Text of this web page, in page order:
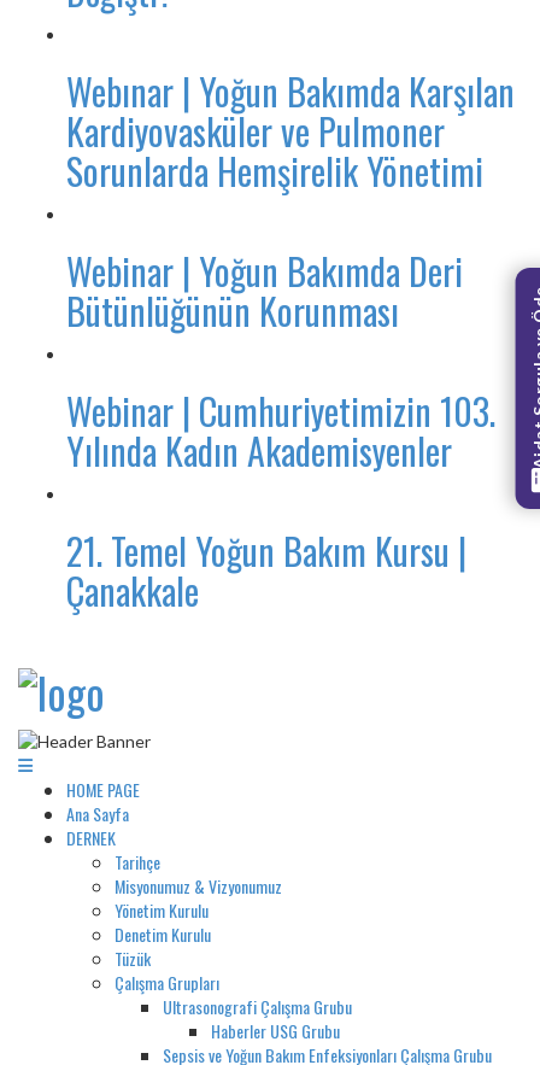
Aidat
Webınar | Yoğun Bakımda Karşılan
Kardiyovasküler ve Pulmoner
Sorunlarda Hemşirelik Yönetimi
Webinar | Yoğun Bakımda Deri
Bütünlüğünün Korunması
Webinar | Cumhuriyetimizin 103.
Yılında Kadın Akademisyenler
21. Temel Yoğun Bakım Kursu |
Çanakkale
HOME PAGE
Ana Sayfa
DERNEK
Tarihçe
Misyonumuz & Vizyonumuz
Yönetim Kurulu
Denetim Kurulu
Tüzük
Çalışma Grupları
Ultrasonografi Çalışma Grubu
Haberler USG Grubu
Sepsis ve Yoğun Bakım Enfeksiyonları Çalışma Grubu